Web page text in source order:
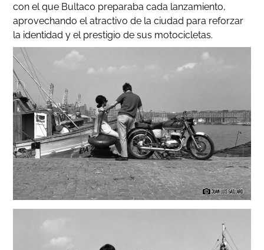
con el que Bultaco preparaba cada lanzamiento,
aprovechando el atractivo de la ciudad para reforzar
la identidad y el prestigio de sus motocicletas.